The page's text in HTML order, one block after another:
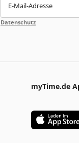
E-Mail-Adresse
Datenschutz
myTime.de